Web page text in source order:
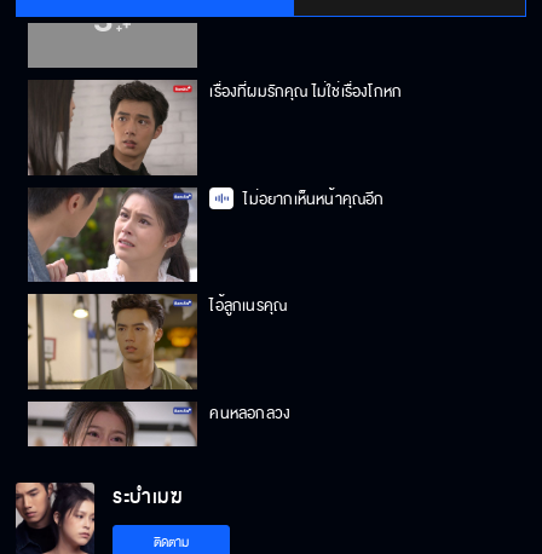
เรื่องที่ผมรักคุณ ไม่ใช่เรื่องโกหก
ไม่อยากเห็นหน้าคุณอีก
ไอ้ลูกเนรคุณ
คนหลอกลวง
ผมขอโทษนะพ่อ
ระบำเมฆ
ติดตาม